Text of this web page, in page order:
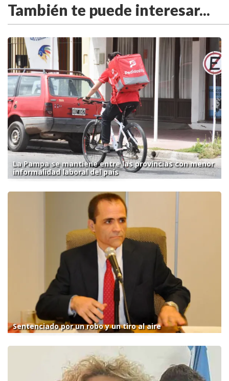
También te puede interesar...
La Pampa se mantiene entre las provincias con menor
informalidad laboral del país
Sentenciado por un robo y un tiro al aire